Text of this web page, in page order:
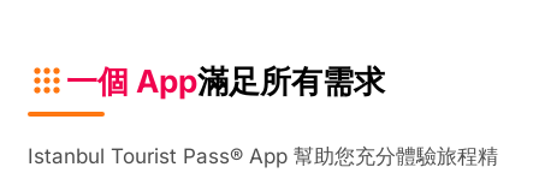
一個 App滿足所有需求
Istanbul Tourist Pass® App 幫助您充分體驗旅程精